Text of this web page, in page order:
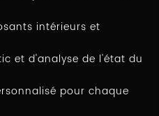
intérieurs et
et d'analyse de l'état du
pour chaque